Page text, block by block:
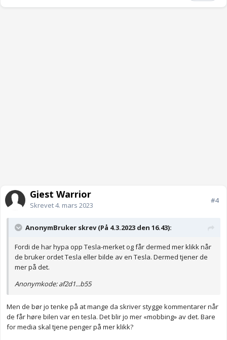
Gjest Warrior
Skrevet4. mars 2023
#4
AnonymBruker skrev (På 4.3.2023 den 16.43):
Fordi de har hypa opp Tesla-merket og får dermed mer klikk når
de bruker ordet Tesla eller bilde av en Tesla. Dermed tjener de
mer på det.
Anonymkode: af2d1...b55
Men de bør jo tenke på at mange da skriver stygge kommentarer når
de får høre bilen var en tesla. Det blir jo mer «mobbing» av det. Bare
for media skal tjene penger på mer klikk?